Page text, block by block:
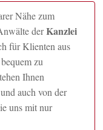
Nähe zum
derKanzlei
für Klienten aus
zu
Ihnen
auch von der
uns mit nur